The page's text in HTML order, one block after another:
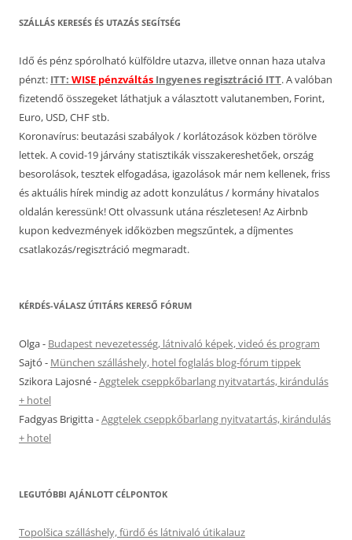
SZÁLLÁS KERESÉS ÉS UTAZÁS SEGÍTSÉG
Idő és pénz spórolható külföldre utazva, illetve onnan haza utalva
pénzt: ITT: WISE pénzváltás Ingyenes regisztráció ITT. A valóban
fizetendő összegeket láthatjuk a választott valutanemben, Forint,
Euro, USD, CHF stb.
Koronavírus: beutazási szabályok / korlátozások közben törölve
lettek. A covid-19 járvány statisztikák visszakereshetőek, ország
besorolások, tesztek elfogadása, igazolások már nem kellenek, friss
és aktuális hírek mindig az adott konzulátus / kormány hivatalos
oldalán keressünk! Ott olvassunk utána részletesen! Az Airbnb
kupon kedvezmények időközben megszűntek, a díjmentes
csatlakozás/regisztráció megmaradt.
KÉRDÉS-VÁLASZ ÚTITÁRS KERESŐ FÓRUM
Olga- Budapest nevezetesség, látnivaló képek, videó és program
Sajtó - München szálláshely, hotel foglalás blog-fórum tippek
Szikora Lajosné-Aggtelek cseppkőbarlang nyitvatartás, kirándulás
+ hotel
Fadgyas Brigitta-Aggtelek cseppkőbarlang nyitvatartás, kirándulás
+ hotel
LEGUTÓBBI AJÁNLOTT CÉLPONTOK
Topolšica szálláshely, fürdő és látnivaló útikalauz